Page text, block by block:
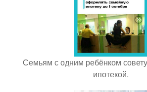
Семьям с одним ребёнком
ипотекой.